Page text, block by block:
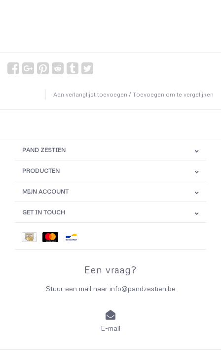
Aan verlanglijst toevoegen / Toevoegen om te vergelijken
PAND ZESTIEN
PRODUCTEN
MIJN ACCOUNT
GET IN TOUCH
Een vraag?
Stuur een mail naar info@pandzestien.be
E-mail